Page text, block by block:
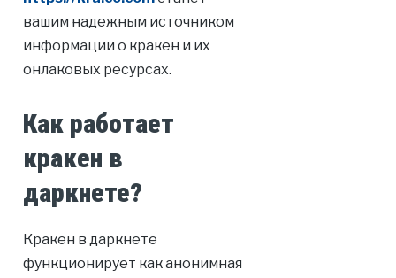
вашим надежным источником
информации о кракен и их
онлаковых ресурсах.
Как работает
кракен в
даркнете?
Кракен в даркнете
функционирует как анонимная